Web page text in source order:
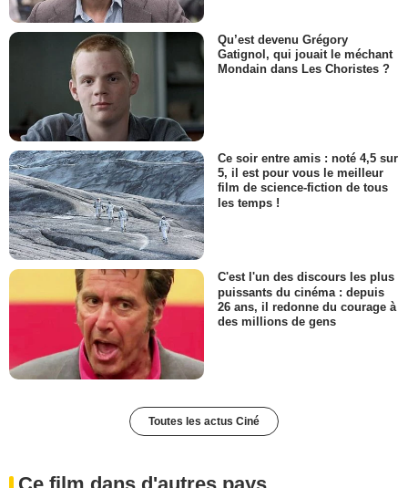
Qu’est devenu Grégory
Gatignol, qui jouait le méchant
Mondain dans Les Choristes ?
Ce soir entre amis : noté 4,5 sur
5, il est pour vous le meilleur
film de science-fiction de tous
les temps !
C'est l'un des discours les plus
puissants du cinéma : depuis
26 ans, il redonne du courage à
des millions de gens
Toutes les actus Ciné